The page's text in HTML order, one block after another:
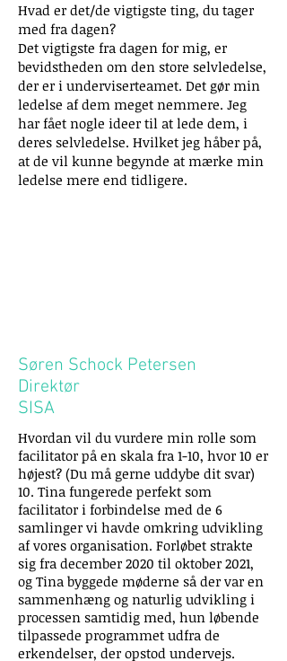
Hvad er det/de vigtigste ting, du tager
med fra dagen?
Det vigtigste fra dagen for mig, er
bevidstheden om den store selvledelse,
der er i underviserteamet. Det gør min
ledelse af dem meget nemmere. Jeg
har fået nogle ideer til at lede dem, i
deres selvledelse. Hvilket jeg håber på,
at de vil kunne begynde at mærke min
ledelse mere end tidligere.
Søren Schock Petersen
Direktør
SISA
Hvordan vil du vurdere min rolle som
facilitator på en skala fra 1-10, hvor 10 er
højest? (Du må gerne uddybe dit svar)
10. Tina fungerede perfekt som
facilitator i forbindelse med de 6
samlinger vi havde omkring udvikling
af vores organisation. Forløbet strakte
sig fra december 2020 til oktober 2021,
og Tina byggede møderne så der var en
sammenhæng og naturlig udvikling i
processen samtidig med, hun løbende
tilpassede programmet udfra de
erkendelser, der opstod undervejs.